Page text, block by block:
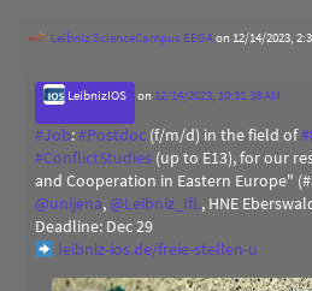
Leibniz ScienceCampus EEGAon 12/14/2023,
LeibnizIOS on 12/14/2023, 10:31:38 AM
#Job:#Postdoc (f/m/d) in the field of#
#ConflictStudies (up to E13), for our
and Cooperation in Eastern Europe"
@unijena, @Leibniz_IfL, HNE
Deadline: Dec 29
leibniz-ios.de/freie-stellen-u